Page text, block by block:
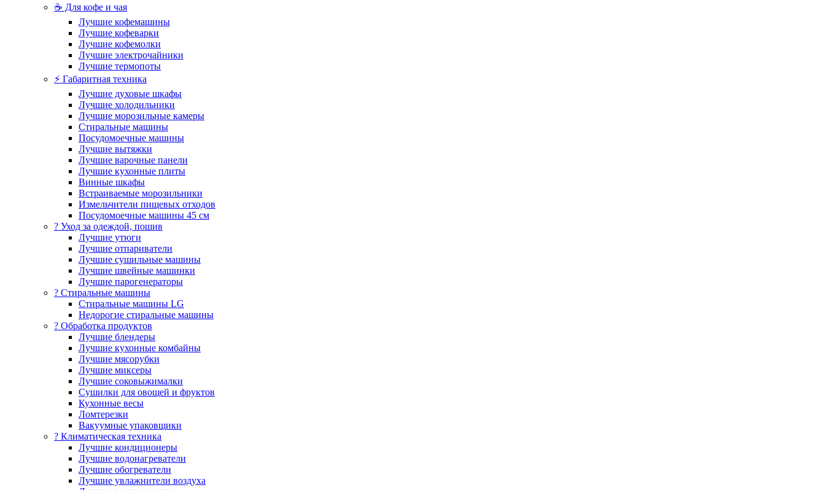
☕ Для кофе и чая
Лучшие кофемашины
Лучшие кофеварки
Лучшие кофемолки
Лучшие электрочайники
Лучшие термопоты
⚡ Габаритная техника
Лучшие духовые шкафы
Лучшие холодильники
Лучшие морозильные камеры
Стиральные машины
Посудомоечные машины
Лучшие вытяжки
Лучшие варочные панели
Лучшие кухонные плиты
Винные шкафы
Встраиваемые морозильники
Измельчители пищевых отходов
Посудомоечные машины 45 см
? Уход за одеждой, пошив
Лучшие утюги
Лучшие отпариватели
Лучшие сушильные машины
Лучшие швейные машинки
Лучшие парогенераторы
? Стиральные машины
Стиральные машины LG
Недорогие стиральные машины
? Обработка продуктов
Лучшие блендеры
Лучшие кухонные комбайны
Лучшие мясорубки
Лучшие миксеры
Лучшие соковыжималки
Сушилки для овощей и фруктов
Кухонные весы
Ломтерезки
Вакуумные упаковщики
?️ Климатическая техника
Лучшие кондиционеры
Лучшие водонагреватели
Лучшие обогреватели
Лучшие увлажнители воздуха